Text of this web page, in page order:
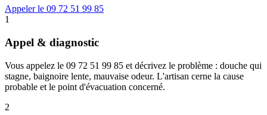
Appeler le 09 72 51 99 85
1
Appel & diagnostic
Vous appelez le 09 72 51 99 85 et décrivez le problème : douche qui
stagne, baignoire lente, mauvaise odeur. L'artisan cerne la cause
probable et le point d'évacuation concerné.
2